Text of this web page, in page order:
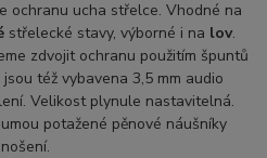
ochranu ucha střelce. Vhodné na
střelecké stavy, výborné i na lov.
zdvojit ochranu použitím špuntů
též vybavena 3,5 mm audio
Velikost plynule nastavitelná.
potažené pěnové náušníky